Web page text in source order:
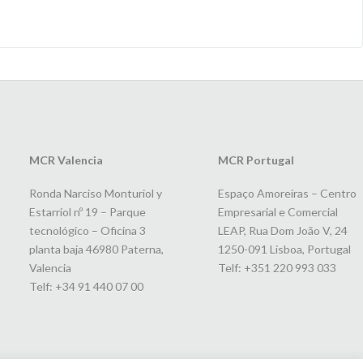
MCR Valencia
Ronda Narciso Monturiol y
Estarriol nº 19 – Parque
tecnológico – Oficina 3
planta baja 46980 Paterna,
Valencia
Telf: +34 91 440 07 00
MCR Portugal
Espaço Amoreiras – Centro
Empresarial e Comercial
LEAP, Rua Dom João V, 24
1250-091 Lisboa, Portugal
Telf: +351 220 993 033